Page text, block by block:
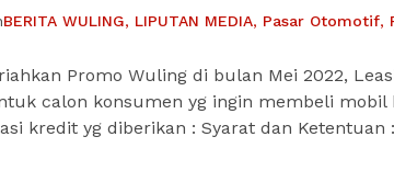
BERITA WULING, LIPUTAN MEDIA, Pasar Otomotif,
Promo Wuling di bulan Mei 2022,
calon konsumen yg ingin membeli
kredit yg diberikan : Syarat dan Ketentuan